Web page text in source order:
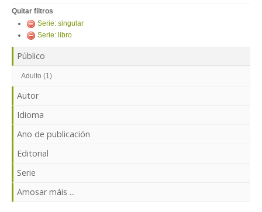
Quitar filtros
Serie: singular
Serie: libro
Público
Adulto (1)
Autor
Idioma
Ano de publicación
Editorial
Serie
Amosar máis ...